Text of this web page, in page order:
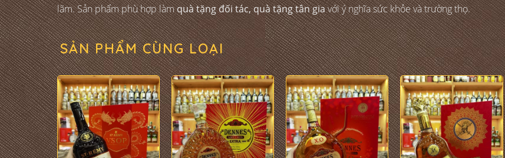
lãm. Sản phẩm phù hợp làmquà tặng đối tác, quà tặng tân giavới ý nghĩa sức khỏe và trường thọ.
SẢN PHẨM CÙNG LOẠI